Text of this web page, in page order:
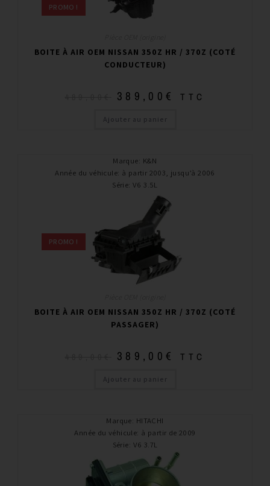
PROMO !
BOITE À AIR OEM NISSAN 350Z HR / 370Z (COTÉ
CONDUCTEUR)
389,00€ TTC
Ajouter au panier
Marque: K&N
Année du véhicule: à partir 2003, jusqu’à 2006
Série: V6 3.5L
PROMO !
BOITE À AIR OEM NISSAN 350Z HR / 370Z (COTÉ
PASSAGER)
389,00€ TTC
Ajouter au panier
Marque: HITACHI
Année du véhicule: à partir de 2009
Série: V6 3.7L